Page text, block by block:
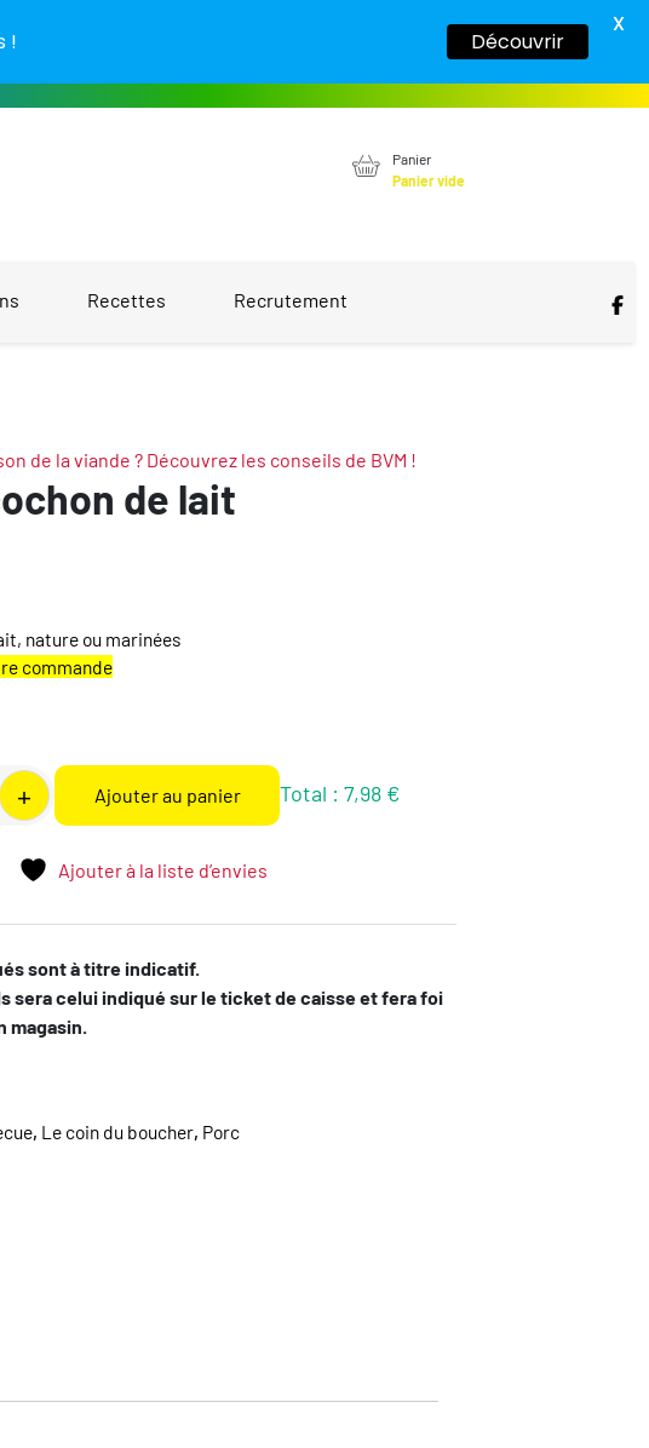
Panier
Panier vide
Recettes Recrutement
de lait
nature ou marinées
commande
de la viande ? Découvrez les conseils de BVM !
+ Ajouter au panier Total : 7,98 €
Ajouter à la liste d’envies
sont à titre indicatif.
sera celui indiqué sur le ticket de caisse et fera foi
magasin.
, Le coin du boucher, Porc
! Découvrir
X